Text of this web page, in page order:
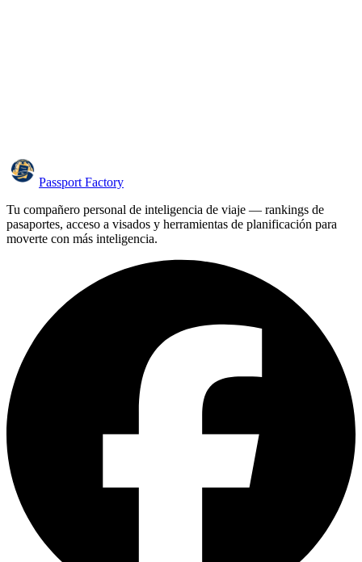
Passport Factory
Tu compañero personal de inteligencia de viaje — rankings de
pasaportes, acceso a visados y herramientas de planificación para
moverte con más inteligencia.